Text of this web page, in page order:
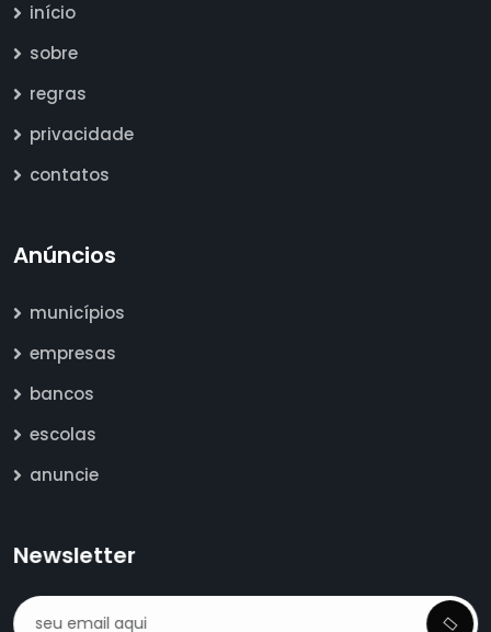
início
sobre
regras
privacidade
contatos
Anúncios
municípios
empresas
bancos
escolas
anuncie
Newsletter